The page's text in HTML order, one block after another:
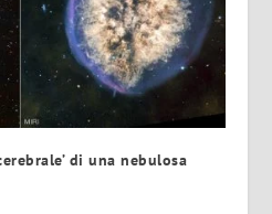
di una nebulosa